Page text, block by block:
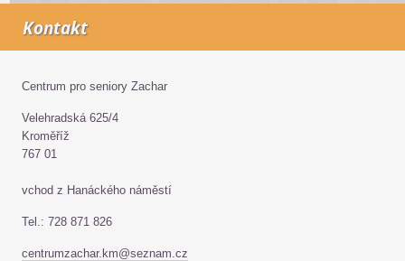
Kontakt
Centrum pro seniory Zachar
Velehradská 625/4
Kroměříž
767 01
vchod z Hanáckého náměstí
Tel.: 728 871 826
centrumzachar.km@seznam.cz